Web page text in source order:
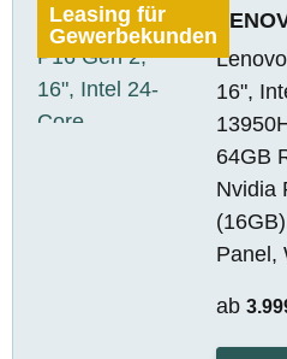
Leasing für
Gewerbekunden
16",
64GB
Nvidia
Panel,
ab